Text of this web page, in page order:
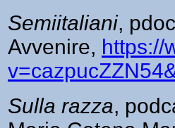
Semiitaliani,
Avvenire, https://
Sulla razza,